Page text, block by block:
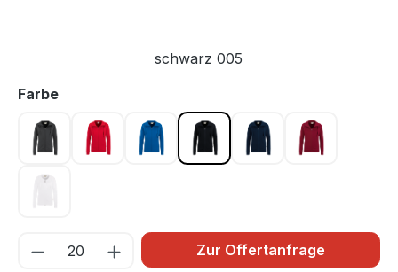
schwarz 005
Farbeauswählen
anthrazit 028
rot 002 royalblau 010schwarz 005tinte 034weinrot 017
weiß 001
Zur Offertanfrage